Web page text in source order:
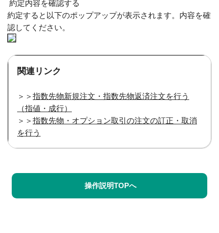
約定内容を確認する
約定すると以下のポップアップが表示されます。内容を確
認してください。
関連リンク
＞＞ 指数先物新規注文・指数先物返済注文を行う
（指値・成行）
＞＞ 指数先物・オプション取引の注文の訂正・取消
を行う
操作説明TOPへ